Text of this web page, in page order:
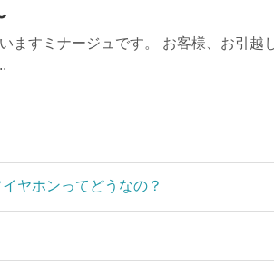
ますミナージュです。 お客様、お引越
ヤホンってどうなの？